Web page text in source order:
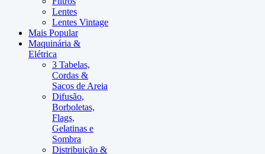
Lentes
Lentes Vintage
Mais Popular
Maquinária &
Elétrica
3 Tabelas,
Cordas &
Sacos de Areia
Difusão,
Borboletas,
Flags,
Gelatinas e
Sombra
Distribuição &